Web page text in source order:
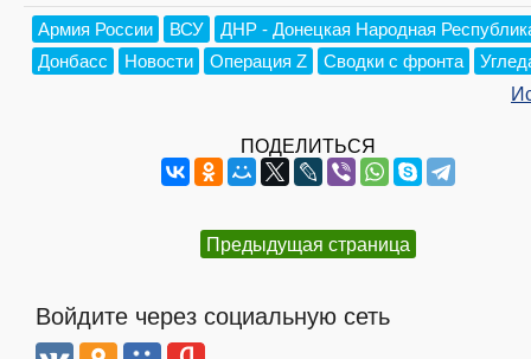
Армия России ВСУ
ДНР - Донецкая Народная
Донбасс
Новости Операция Z Сводки с фронта
ПОДЕЛИТЬСЯ
Предыдущая страница
Войдите через социальную сеть